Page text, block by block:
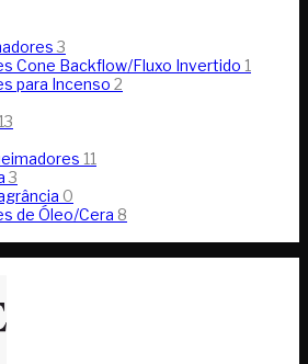
3
Cone Backflow/Fluxo Invertido 1
para Incenso 2
13
11
3
0
de Óleo/Cera 8